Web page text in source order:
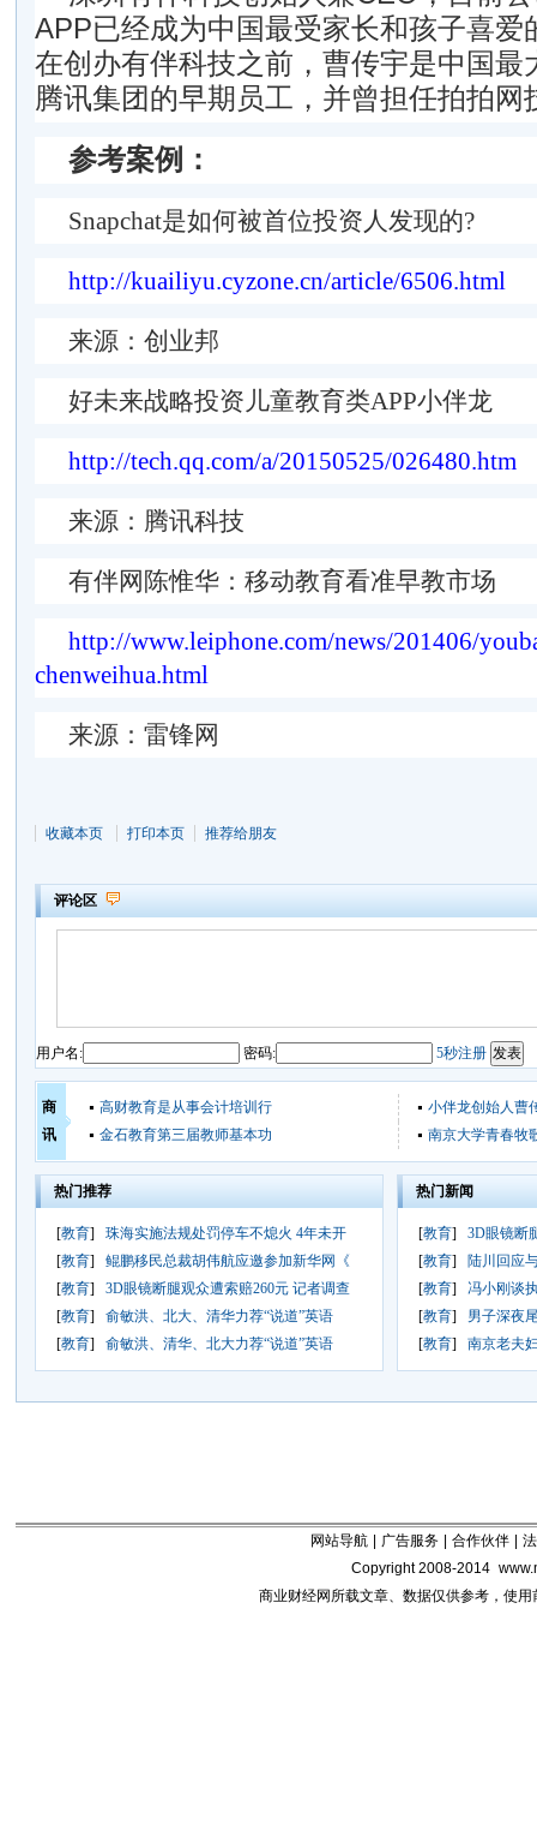
APP已经成为中国最受家长和孩子喜爱
在创办有伴科技之前，曹传宇是中国最
腾讯集团的早期员工，并曾担任拍拍网
参考案例 ：
Snapchat是如何被首位投资人发现的?
http://kuailiyu.cyzone.cn/article/6506.html
来源：创业邦
好未来战略投资儿童教育类APP小伴龙
http://tech.qq.com/a/20150525/026480.htm
来源：腾讯科技
有伴网陈惟华：移动教育看准早教市场
http://www.leiphone.com/news/201406/
chenweihua.html
来源：雷锋网
收藏本页 打印本页 推荐给朋友
评论区
用户名: 密码: 5秒注册
商
讯
高财教育是从事会计培训行
小伴龙创始人曹
金石教育第三届教师基本功
南京大学青春牧
热门推荐
[教育]
珠海实施法规处罚停车不熄火 4年未开
[教育]
鲲鹏移民总裁胡伟航应邀参加新华网《
[教育]
3D眼镜断腿观众遭索赔260元 记者调查
[教育]
俞敏洪、北大、清华力荐“说道”英语
[教育] 俞敏洪、清华、北大力荐“说道”英语
热门新闻
[教育]
3D眼镜断
[教育]
陆川回应
[教育]
冯小刚谈
[教育]
男子深夜
[教育] 南京老夫
网站导航 广告服务 合作伙伴
Copyright 2008-2014
商业财经网所载文章、数据仅供参考，使